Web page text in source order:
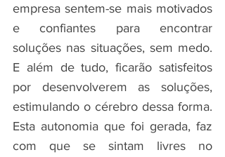
empresa sentem-se mais motivados
e confiantes para encontrar
soluções nas situações, sem medo.
E além de tudo, ficarão satisfeitos
por desenvolverem as soluções,
estimulando o cérebro dessa forma.
Esta autonomia que foi gerada, faz
com que se sintam livres no